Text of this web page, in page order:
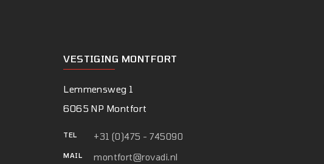
VESTIGING MONTFORT
Lemmensweg 1
6065 NP Montfort
TEL +31 (0)475 - 745090
MAIL montfort@rovadi.nl